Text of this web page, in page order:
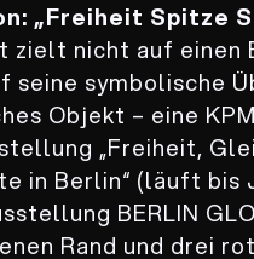
„Freiheit Spitze
zielt nicht auf einen
seine symbolische
Objekt – eine
„Freiheit,
in Berlin“ (läuft
BERLIN
Rand und drei